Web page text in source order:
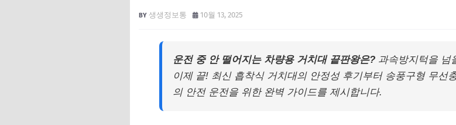
생생정보통 10월 13, 2025
운전 중 안 떨어지는 차량용 거치대 끝판왕은? 과속방지턱을 넘
이제 끝! 최신 흡착식 거치대의 안정성 후기부터 송풍구형 무선
의 안전 운전을 위한 완벽 가이드를 제시합니다.